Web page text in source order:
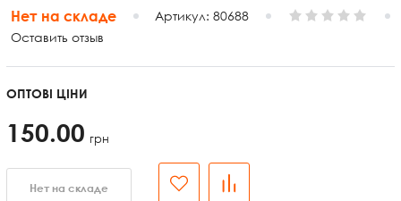
Нет на складе Артикул:80688
Оставить отзыв
ОПТОВІ ЦІНИ
150.00 грн
Нет на складе